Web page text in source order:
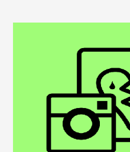
интерфейсов для сайтов